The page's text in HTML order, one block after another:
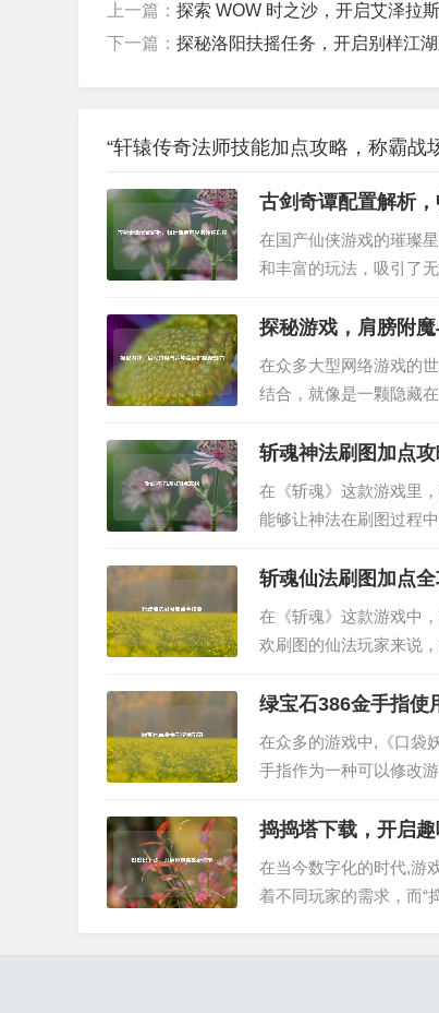
上一篇： 探索 WOW 时之沙，开启艾泽拉
下一篇： 探秘洛阳扶摇任务，开启别样江
“轩辕传奇法师技能加点攻略，称霸战
古剑奇谭配置解析
在国产仙侠游戏的璀璨
和丰富的玩法，吸引了
脑配置至关重要，下面
脑硬件相对普通的玩家
探秘游戏，肩膀附
在众多大型网络游戏的
结合，就像是一颗隐藏
是一个简单的数字标识
各自独特的文化、背景
斩魂神法刷图加点
在《斩魂》这款游戏里
能够让神法在刷图过程
案。 技能加点思路 神
路是将主要技能点满，以
斩魂仙法刷图加点
在《斩魂》这款游戏中
欢刷图的仙法玩家来说
细介绍一种实用的斩魂
和控制效果，在刷图时，
绿宝石386金手指使
在众多的游戏中,《口袋
手指作为一种可以修改
么绿宝石386金手指该
要获取到合适的金手指
捣捣塔下载，开启
在当今数字化的时代,游
着不同玩家的需求，而“